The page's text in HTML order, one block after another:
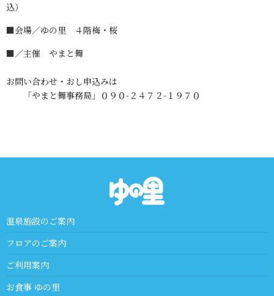
込）
■会場／ゆの里 ４階梅・桜
■／主催 やまと舞
お問い合わせ・おし申込みは
「やまと舞事務局」０９０-２４７２-１９７０
温泉施設のご案内
フロアのご案内
ご利用案内
お食事 ゆの里